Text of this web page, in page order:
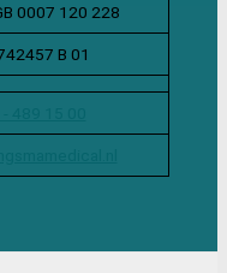
0007 120 228
B 01